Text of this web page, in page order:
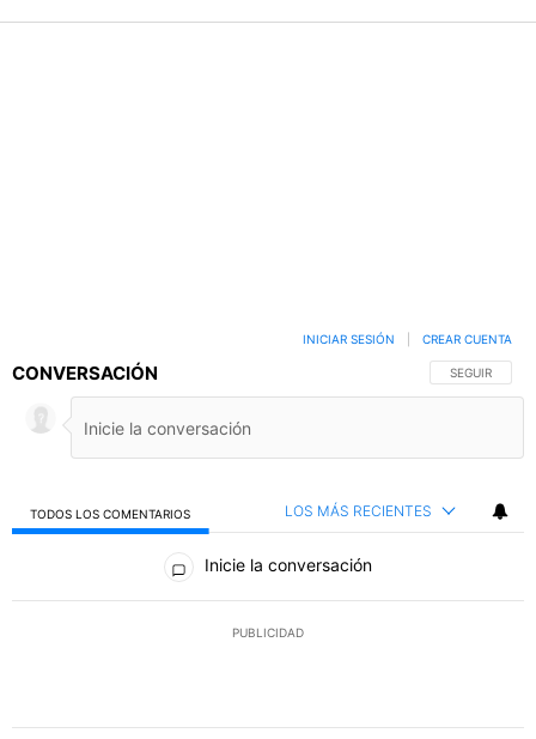
CONVERSACIÓN SIGA ESTA
SEGUIR
INICIAR SESIÓN CREAR CUENTA
TODOS LOS COMENTARIOS LOS MÁS RECIENTES
Todos los comentarios
Inicie la conversación
PUBLICIDAD